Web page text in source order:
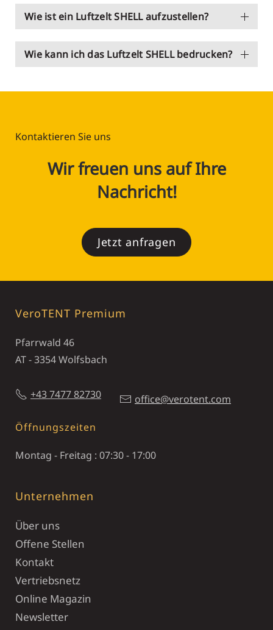
Wie ist ein Luftzelt SHELL aufzustellen?
Wie kann ich das Luftzelt SHELL bedrucken?
Kontaktieren Sie uns
Wir freuen uns auf Ihre
Nachricht!
Jetzt anfragen
VeroTENT Premium
Pfarrwald 46
AT - 3354 Wolfsbach
+43 7477 82730 office@verotent.com
Öffnungszeiten
Montag - Freitag : 07:30 - 17:00
Unternehmen
Über uns
Offene Stellen
Kontakt
Vertriebsnetz
Online Magazin
Newsletter